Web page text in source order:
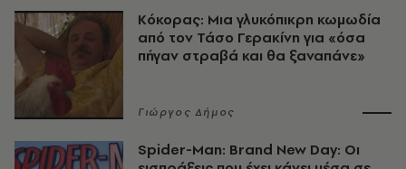
Κόκορας: Μια γλυκόπικρη κωμωδία
από τον Τάσο Γερακίνη για «όσα
πήγαν στραβά και θα ξαναπάνε»
Γιώργος Δήμος
Spider-Man: Brand New Day: Οι